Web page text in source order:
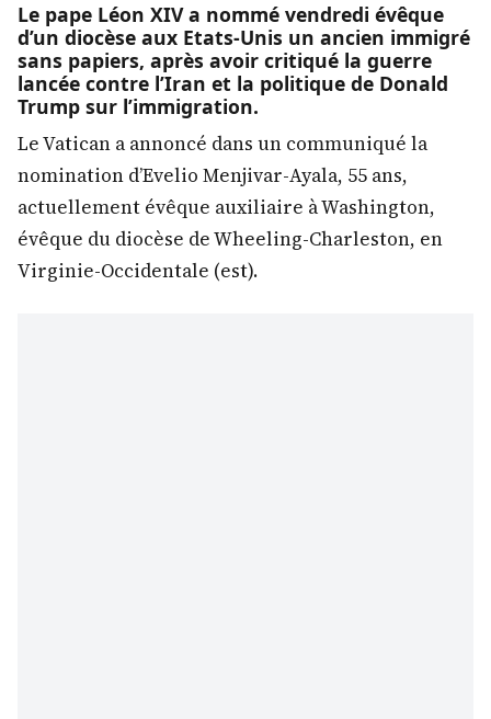
Le pape Léon XIV a nommé vendredi évêque
d’un diocèse aux Etats-Unis un ancien immigré
sans papiers, après avoir critiqué la guerre
lancée contre l’Iran et la politique de Donald
Trump sur l’immigration.
Le Vatican a annoncé dans un communiqué la
nomination d’Evelio Menjivar-Ayala, 55 ans,
actuellement évêque auxiliaire à Washington,
évêque du diocèse de Wheeling-Charleston, en
Virginie-Occidentale (est).